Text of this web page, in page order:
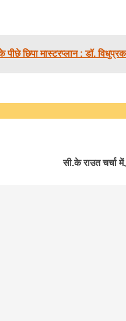
पीछे छिपा मास्टरप्लान : डॉ.
सी.के राउत चर्चा